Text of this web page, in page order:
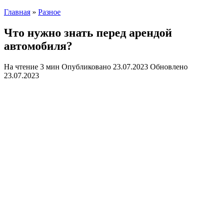
Главная » Разное
Что нужно знать перед арендой
автомобиля?
На чтение 3 мин Опубликовано 23.07.2023 Обновлено
23.07.2023